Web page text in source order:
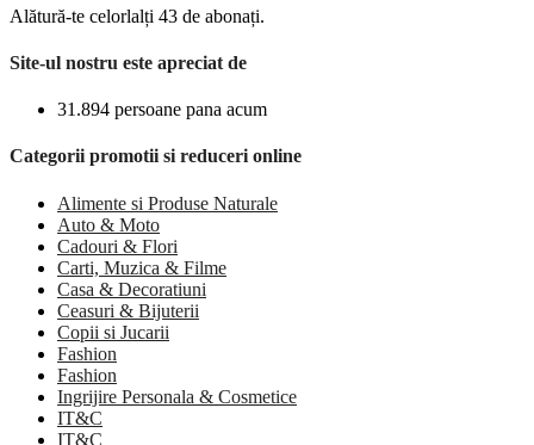
Alătură-te celorlalți 43 de abonați.
Site-ul nostru este apreciat de
31.894 persoane pana acum
Categorii promotii si reduceri online
Alimente si Produse Naturale
Auto & Moto
Cadouri & Flori
Carti, Muzica & Filme
Casa & Decoratiuni
Ceasuri & Bijuterii
Copii si Jucarii
Fashion
Fashion
Ingrijire Personala & Cosmetice
IT&C
IT&C